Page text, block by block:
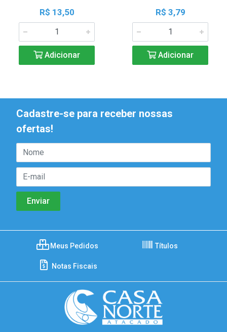
R$ 13,50
Adicionar
R$ 3,79
Adicionar
Cadastre-se para receber nossas
ofertas!
Meus Pedidos Títulos
Notas Fiscais